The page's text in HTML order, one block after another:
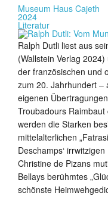
Museum Haus Cajeth
2024
Literatur
Ralph Dutli liest aus
(Wallstein Verlag
der französischen und
zum 20. Jahrhundert –
eigenen
Troubadours Raimbaut
werden die Starken
mittelalterlichen
Deschamps‘
Christine de Pizans
Bellays berühmtes
schönste